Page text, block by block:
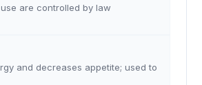
are controlled by law
and decreases appetite; used to